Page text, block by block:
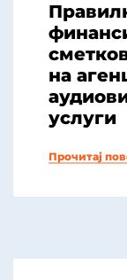
на
услуги
Прочитај